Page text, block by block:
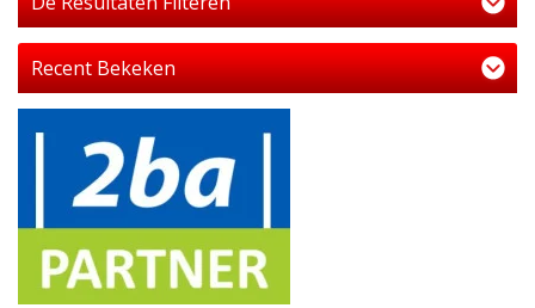
Recent Bekeken